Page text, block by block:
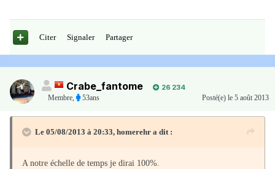
Citer Signaler Partager
Crabe_fantome
26 234
Membre, 53ans Posté(e) le 5 août 2013
Le 05/08/2013 à 20:33, homerehr a dit :
A notre échelle de temps je dirai 100%.